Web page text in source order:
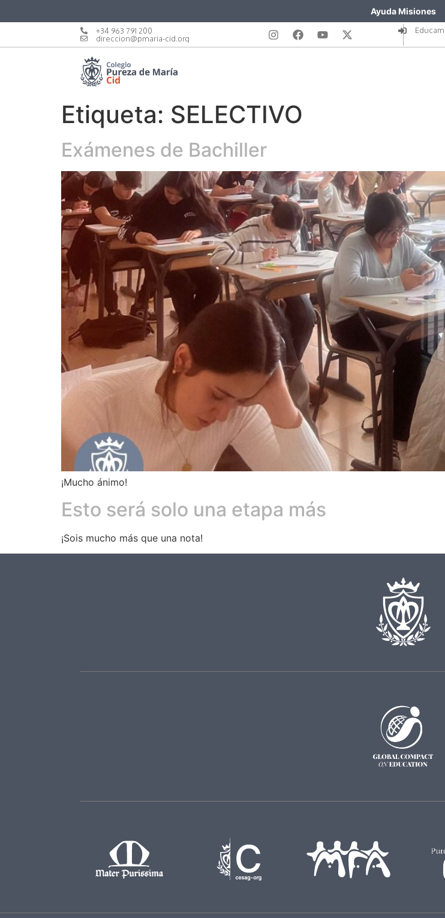
Ayuda Misiones
+34 963 791 200
direccion@pmaria-cid.org
Etiqueta: SELECTIVO
Exámenes de Bachiller
¡Mucho ánimo!
Esto será solo una etapa más
¡Sois mucho más que una nota!